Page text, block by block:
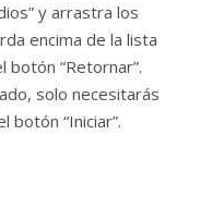
y arrastra los
encima de la lista
botón “Retornar”.
solo necesitarás
botón “Iniciar”.